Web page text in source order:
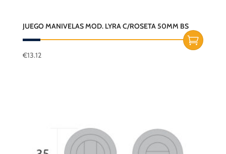
JUEGO MANIVELAS MOD. LYRA C/ROSETA 50MM BS
€13.12